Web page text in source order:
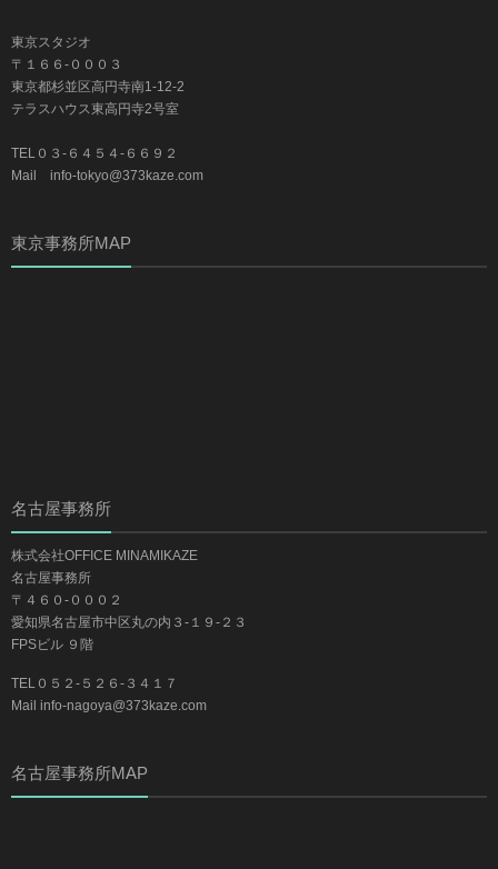
東京スタジオ
〒１６６-０００３
東京都杉並区高円寺南1-12-2
テラスハウス東高円寺2号室
TEL０３-６４５４-６６９２
Mail info-tokyo@373kaze.com
東京事務所MAP
名古屋事務所
株式会社OFFICE MINAMIKAZE
名古屋事務所
〒４６０-０００２
愛知県名古屋市中区丸の内３-１９-２３
FPSビル ９階
TEL０５２-５２６-３４１７
Mail info-nagoya@373kaze.com
名古屋事務所MAP